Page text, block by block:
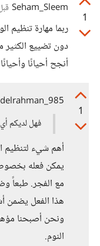
1
Seham_Sleem قبل 5
ربما مهارة تنظيم
دون تضييع
أنجح أحيانًا
1
فهل لديكم
أهم شيء لتنظيم
يمكن فعله بخصوص
مع الفجر. طبعاً
هذا الفعل يضمن
ونحن أصبحنا
النوم.